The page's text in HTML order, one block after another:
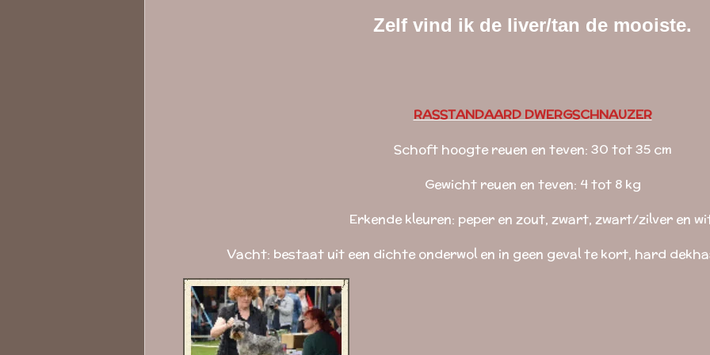
Zelf vind ik de liver/tan de mooiste.
RASSTANDAARD DWERGSCHNAUZER
Schoft hoogte reuen en teven: 30 tot 35 cm
Gewicht reuen en teven: 4 tot 8 kg
Erkende kleuren: peper en zout, zwart, zwart/zilver en
Vacht: bestaat uit een dichte onderwol en in geen geval te kort, hard